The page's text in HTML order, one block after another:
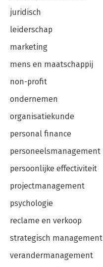
juridisch
leiderschap
marketing
mens en maatschappij
non-profit
ondernemen
organisatiekunde
personal finance
personeelsmanagement
persoonlijke effectiviteit
projectmanagement
psychologie
reclame en verkoop
strategisch management
verandermanagement